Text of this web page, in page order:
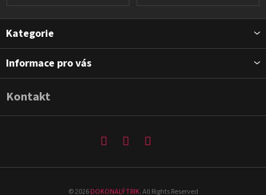
Z
p
Kategorie
Informace pro vás
Kontakt
©2026 DOKONALÝ TRIK. All Rights Reserved